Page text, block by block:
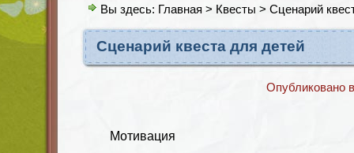
Вы здесь: Главная > Квесты > Сценарий
Сценарий квеста для детей
Опубликовано
Мотивация